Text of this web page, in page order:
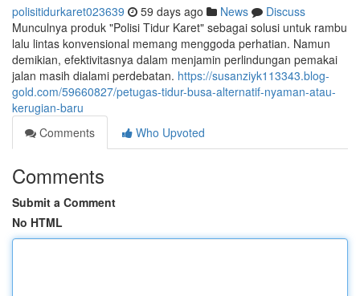
polisitidurkaret023639 59 days ago News
Discuss
Munculnya produk "Polisi Tidur Karet" sebagai solusi untuk rambu
lalu lintas konvensional memang menggoda perhatian. Namun
demikian, efektivitasnya dalam menjamin perlindungan pemakai
jalan masih dialami perdebatan. https://susanziyk113343.blog-
gold.com/59660827/petugas-tidur-busa-alternatif-nyaman-atau-
kerugian-baru
Comments
Who Upvoted
Comments
Submit a Comment
No HTML